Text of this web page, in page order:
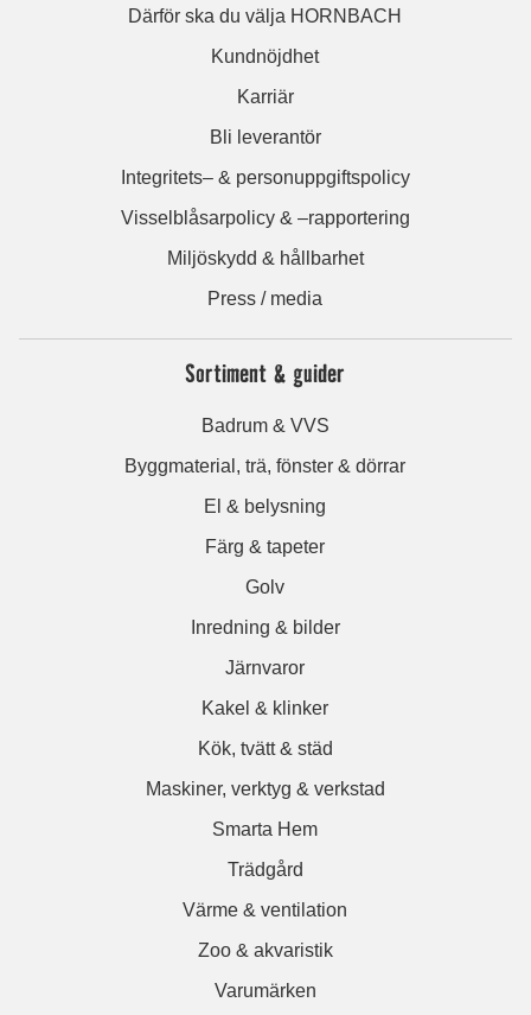
Därför ska du välja HORNBACH
Kundnöjdhet
Karriär
Bli leverantör
Integritets– & personuppgiftspolicy
Visselblåsarpolicy & –rapportering
Miljöskydd & hållbarhet
Press / media
Sortiment & guider
Badrum & VVS
Byggmaterial, trä, fönster & dörrar
El & belysning
Färg & tapeter
Golv
Inredning & bilder
Järnvaror
Kakel & klinker
Kök, tvätt & städ
Maskiner, verktyg & verkstad
Smarta Hem
Trädgård
Värme & ventilation
Zoo & akvaristik
Varumärken